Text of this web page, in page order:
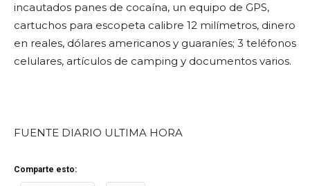
incautados panes de cocaína, un equipo de GPS,
cartuchos para escopeta calibre 12 milímetros, dinero
en reales, dólares americanos y guaraníes; 3 teléfonos
celulares, artículos de camping y documentos varios.
FUENTE DIARIO ULTIMA HORA
Comparte esto: